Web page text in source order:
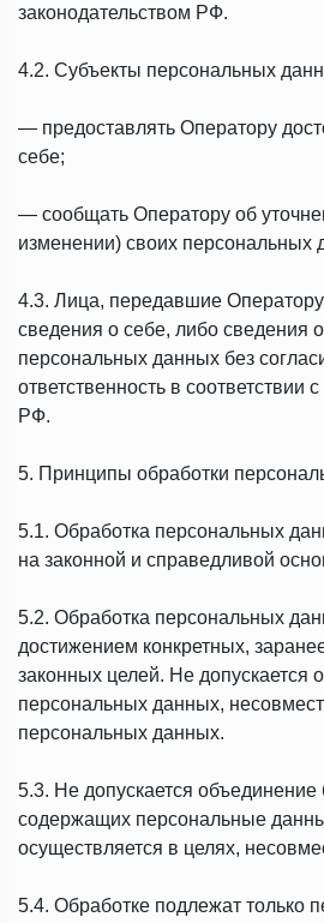
законодательством РФ.
4.2. Субъекты персональных
— предоставлять Оператору
себе;
— сообщать Оператору об
изменении) своих персональных
4.3. Лица, передавшие
сведения о себе, либо сведения
персональных данных без
ответственность в соответствии
РФ.
5. Принципы обработки
5.1. Обработка персональных
на законной и справедливой
5.2. Обработка персональных
достижением конкретных,
законных целей. Не допускается
персональных данных,
персональных данных.
5.3. Не допускается объединение
содержащих персональные
осуществляется в целях,
5.4. Обработке подлежат только